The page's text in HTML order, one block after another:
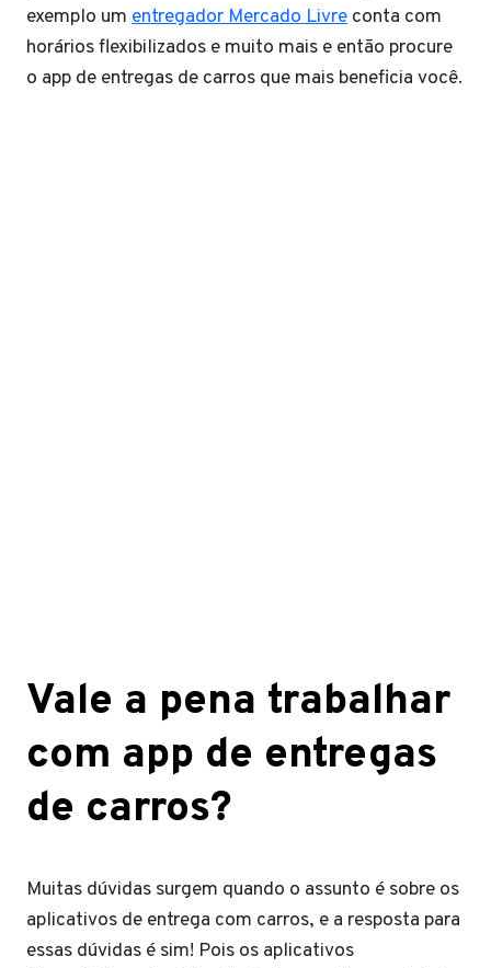
exemplo um entregador Mercado Livre conta com
horários flexibilizados e muito mais e então procure
o app de entregas de carros que mais beneficia você.
Vale a pena trabalhar
com app de entregas
de carros?
Muitas dúvidas surgem quando o assunto é sobre os
aplicativos de entrega com carros, e a resposta para
essas dúvidas é sim! Pois os aplicativos